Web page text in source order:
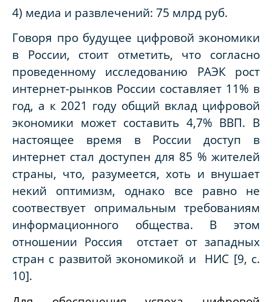
4) медиа и развлечений: 75 млрд руб.
Говоря про будущее цифровой экономики
в России, стоит отметить, что согласно
проведенному исследованию РАЭК рост
интернет-рынков России составляет 11% в
год, а к 2021 году общий вклад цифровой
экономики может составить 4,7% ВВП. В
настоящее время в России доступ в
интернет стал доступен для 85 % жителей
страны, что, разумеется, хоть и внушает
некий оптимизм, однако все равно не
соотвествует опримальным требованиям
информационного общества. В этом
отношении Россия отстает от западных
стран с развитой экономикой и НИС [9, c.
10].